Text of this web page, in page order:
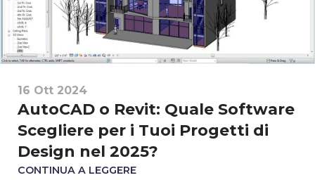
16 Ott 2024
AutoCAD o Revit: Quale Software
Scegliere per i Tuoi Progetti di
Design nel 2025?
CONTINUA A LEGGERE